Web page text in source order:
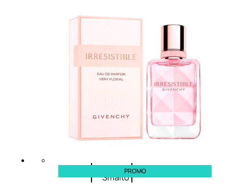
Cipria
Illuminante
viso
Terre
abbronzanti
trucco
Smalto
PROMO